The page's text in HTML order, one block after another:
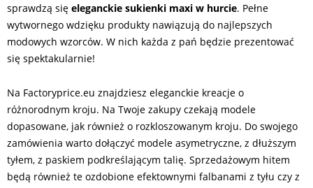
sprawdzą się eleganckie sukienki maxi w hurcie. Pełne
wytwornego wdzięku produkty nawiązują do najlepszych
modowych wzorców. W nich każda z pań będzie prezentować
się spektakularnie!
Na Factoryprice.eu znajdziesz eleganckie kreacje o
różnorodnym kroju. Na Twoje zakupy czekają modele
dopasowane, jak również o rozkloszowanym kroju. Do swojego
zamówienia warto dołączyć modele asymetryczne, z dłuższym
tyłem, z paskiem podkreślającym talię. Sprzedażowym hitem
będą również te ozdobione efektownymi falbanami z tyłu czy z